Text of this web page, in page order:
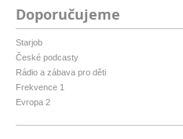
Doporučujeme
Starjob
České podcasty
Rádio a zábava pro děti
Frekvence 1
Evropa 2